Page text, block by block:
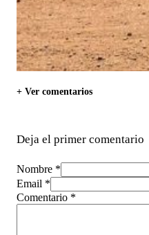
+ Ver comentarios
Deja el primer comentario
Nombre *
Email *
Comentario *